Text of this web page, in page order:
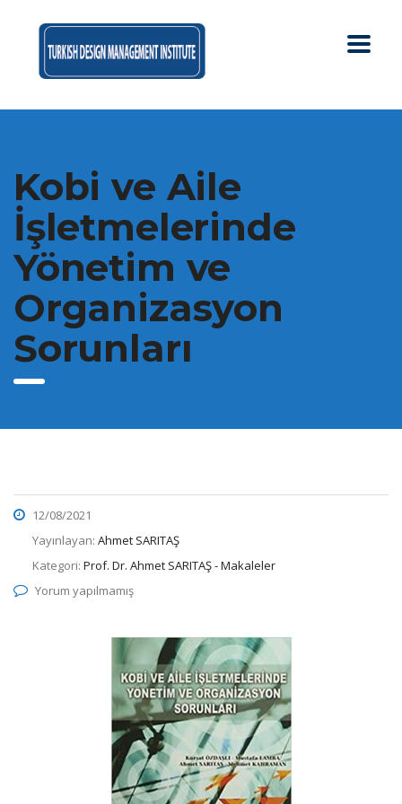
Kobi ve Aile
İşletmelerinde
Yönetim ve
Organizasyon
Sorunları
12/08/2021
Yayınlayan: Ahmet SARITAŞ
Kategori: Prof. Dr. Ahmet SARITAŞ - Makaleler
Yorum yapılmamış